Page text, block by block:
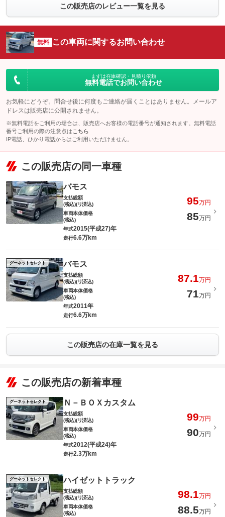
この販売店のレビュー一覧を見る
無料 この車両に関するお問い合わせ
まずは在庫確認・見積り依頼
無料電話でお問い合わせ
お気軽にどうぞ。問合せ後に何度もご連絡が届くことはありません。メールア
ドレスは販売店に公開されません。
※無料電話をご利用の場合は、販売店へお客様の電話番号が通知されます。無料電話
番号ご利用の際の注意点は こちら
IP電話、ひかり電話からはご利用いただけません。
この販売店の同一車種
バモス
支払総額
(税込)(リ済込)
95万円
車両本体価格
(税込)
85万円
年式2015(平成27)年
走行6.6万km
グーネットセレクト バモス
支払総額
(税込)(リ済込)
87.1万円
車両本体価格
(税込)
71万円
年式2011年
走行6.6万km
この販売店の在庫一覧を見る
この販売店の新着車種
グーネットセレクト Ｎ－ＢＯＸカスタム
支払総額
(税込)(リ済込)
99万円
車両本体価格
(税込)
90万円
年式2012(平成24)年
走行2.3万km
グーネットセレクト ハイゼットトラック
支払総額
(税込)(リ済込)
98.1万円
車両本体価格
(税込)
88.5万円